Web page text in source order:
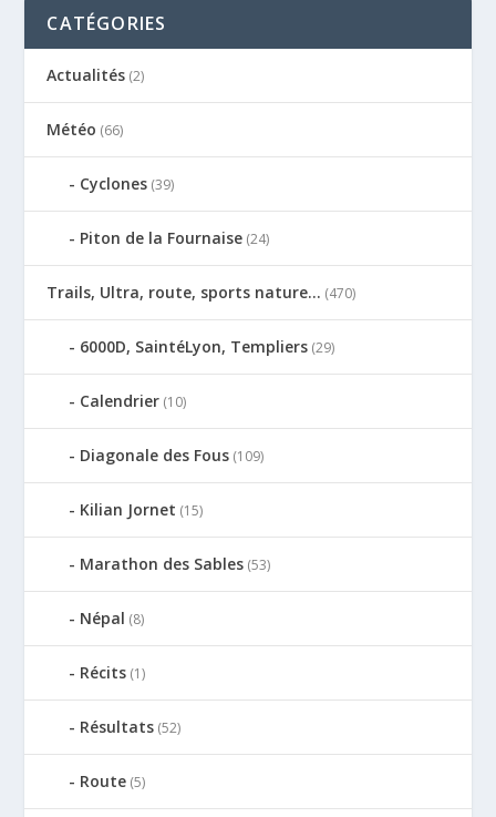
CATÉGORIES
Actualités (2)
Météo (66)
Cyclones (39)
Piton de la Fournaise (24)
Trails, Ultra, route, sports nature… (470)
6000D, SaintéLyon, Templiers (29)
Calendrier (10)
Diagonale des Fous (109)
Kilian Jornet (15)
Marathon des Sables (53)
Népal (8)
Récits (1)
Résultats (52)
Route (5)